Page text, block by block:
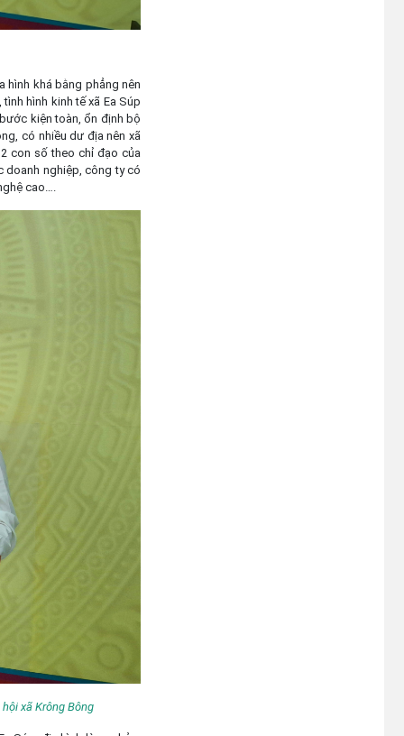
hình khá bằng phẳng nên
hình kinh tế xã Ea Súp
kiện toàn, ổn định bộ
có nhiều dư địa nên xã
con số theo chỉ đạo của
doanh nghiệp, công ty có
cao….
xã Krông Bông